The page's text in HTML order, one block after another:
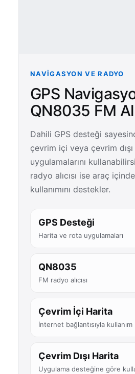
NAVIGASYON VE RADYO
GPS
QN8035 FM
Dahili GPS desteği
çevrim içi veya çevrim
uygulamalarını
radyo alıcısı ise araç
kullanımını destekler.
GPS Desteği
Harita ve rota uygulamaları
QN8035
FM radyo alıcısı
Çevrim İçi Harita
İnternet bağlantısıyla kullanım
Çevrim Dışı Harita
Uygulama desteğine göre